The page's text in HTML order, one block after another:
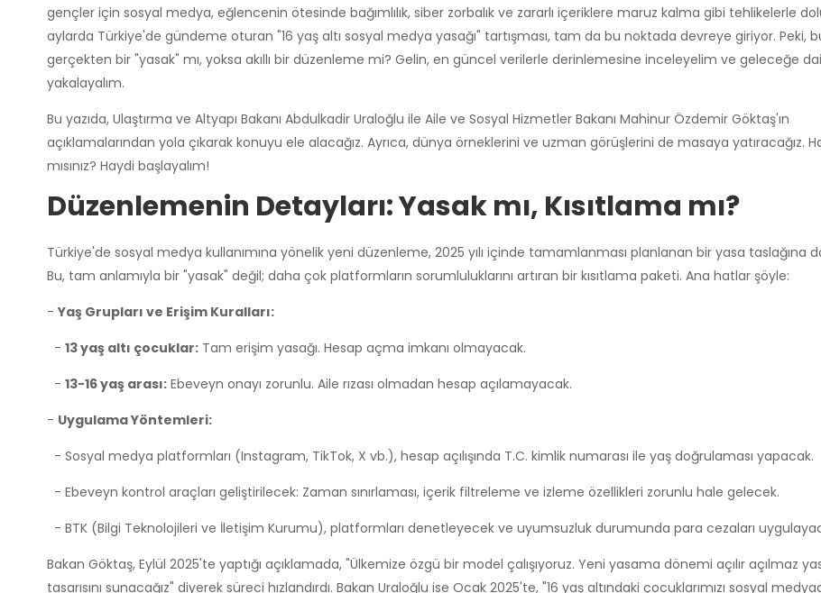
gençler için sosyal medya, eğlencenin ötesinde bağımlılık, siber zorbalık ve zararlı içeriklere maruz kalma gibi tehlikelerle
aylarda Türkiye'de gündeme oturan "16 yaş altı sosyal medya yasağı" tartışması, tam da bu noktada devreye giriyor. Peki,
gerçekten bir "yasak" mı, yoksa akıllı bir düzenleme mi? Gelin, en güncel verilerle derinlemesine inceleyelim ve geleceğe
yakalayalım.
Bu yazıda, Ulaştırma ve Altyapı Bakanı Abdulkadir Uraloğlu ile Aile ve Sosyal Hizmetler Bakanı Mahinur Özdemir Göktaş'ın
açıklamalarından yola çıkarak konuyu ele alacağız. Ayrıca, dünya örneklerini ve uzman görüşlerini de masaya yatıracağız.
mısınız? Haydi başlayalım!
Düzenlemenin Detayları: Yasak mı, Kısıtlama mı?
Türkiye'de sosyal medya kullanımına yönelik yeni düzenleme, 2025 yılı içinde tamamlanması planlanan bir yasa taslağına
Bu, tam anlamıyla bir "yasak" değil; daha çok platformların sorumluluklarını artıran bir kısıtlama paketi. Ana hatlar şöyle:
-Yaş Grupları ve Erişim Kuralları:
- 13 yaş altı çocuklar: Tam erişim yasağı. Hesap açma imkanı olmayacak.
- 13-16 yaş arası: Ebeveyn onayı zorunlu. Aile rızası olmadan hesap açılamayacak.
- Uygulama Yöntemleri:
- Sosyal medya platformları (Instagram, TikTok, X vb.), hesap açılışında T.C. kimlik numarası ile yaş doğrulaması yapacak.
- Ebeveyn kontrol araçları geliştirilecek: Zaman sınırlaması, içerik filtreleme ve izleme özellikleri zorunlu hale gelecek.
- BTK (Bilgi Teknolojileri ve İletişim Kurumu), platformları denetleyecek ve uyumsuzluk durumunda para cezaları
Bakan Göktaş, Eylül 2025'te yaptığı açıklamada, "Ülkemize özgü bir model çalışıyoruz. Yeni yasama dönemi açılır açılmaz
tasarısını sunacağız" diyerek süreci hızlandırdı. Bakan Uraloğlu ise Ocak 2025'te, "16 yaş altındaki çocuklarımızı sosyal